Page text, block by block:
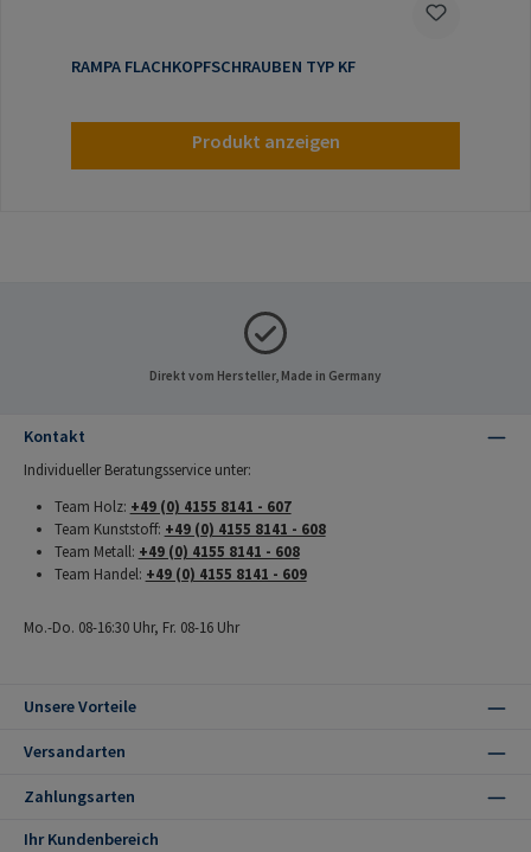
RAMPA FLACHKOPFSCHRAUBEN TYP KF
Produkt anzeigen
Direkt vom Hersteller, Made in Germany
Kontakt
Individueller Beratungsservice unter:
Team Holz: +49 (0) 4155 8141 - 607
Team Kunststoff: +49 (0) 4155 8141 - 608
Team Metall: +49 (0) 4155 8141 - 608
Team Handel: +49 (0) 4155 8141 - 609
Mo.-Do. 08-16:30 Uhr, Fr. 08-16 Uhr
Unsere Vorteile
Versandarten
Zahlungsarten
Ihr Kundenbereich